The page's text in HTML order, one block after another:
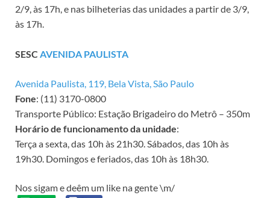
2/9, às 17h, e nas bilheterias das unidades a partir de 3/9,
às 17h.
SESC AVENIDA PAULISTA
Avenida Paulista, 119, Bela Vista, São Paulo
Fone: (11) 3170-0800
Transporte Público: Estação Brigadeiro do Metrô – 350m
Horário de funcionamento da unidade:
Terça a sexta, das 10h às 21h30. Sábados, das 10h às
19h30. Domingos e feriados, das 10h às 18h30.
Nos sigam e deêm um like na gente \m/